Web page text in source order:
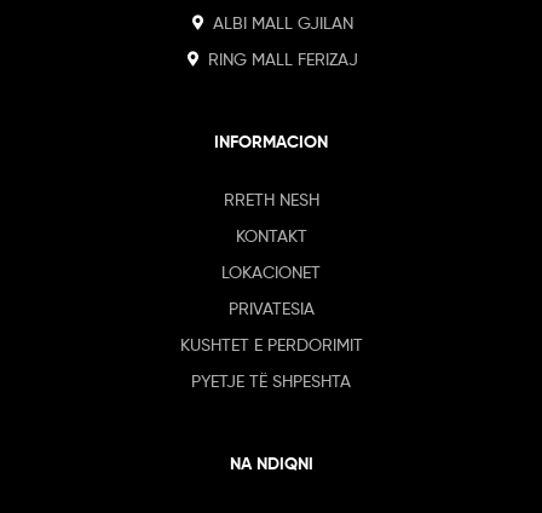
ALBI MALL GJILAN
RING MALL FERIZAJ
INFORMACION
RRETH NESH
KONTAKT
LOKACIONET
PRIVATESIA
KUSHTET E PERDORIMIT
PYETJE TË SHPESHTA
NA NDIQNI